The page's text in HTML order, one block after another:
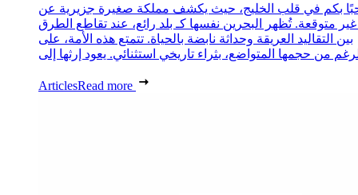
بكم في قلب الخليج، حيث يكشف مملكة صغيرة جزيرية عن
متوقعة. تُظهر البحرين نفسها كـ بلد رائع، عند تقاطع الطرق
بين التقاليد العريقة وحداثة نابضة بالحياة. تتمتع هذه الأمة، على
ArticlesRead more